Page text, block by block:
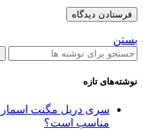
بستن
نوشته‌های تازه
سری دریل مگنت
مناسب است؟